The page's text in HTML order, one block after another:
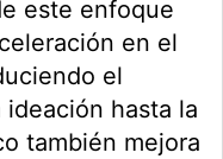
este enfoque
en el
el
hasta la
también mejora